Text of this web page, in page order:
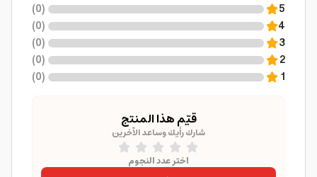
5
(
0
)
4
(
0
)
3
(
0
)
2
(
0
)
1
(
0
)
قيّم هذا المنتج
شارك رأيك وساعد الآخرين
اختر عدد النجوم